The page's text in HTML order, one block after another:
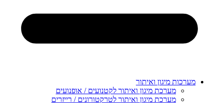
מערכות מיגון ואיתור
מערכת מיגון ואיתור לקטנועים / אופנועים
מערכת מיגון ואיתור לטרקטורונים / רייזרים